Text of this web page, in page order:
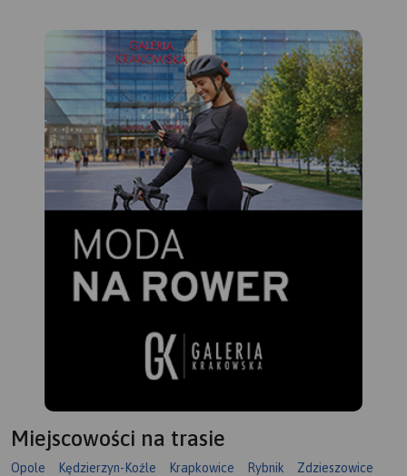
Miejscowości na trasie
Opole Kędzierzyn-Koźle Krapkowice Rybnik
Zdzieszowice